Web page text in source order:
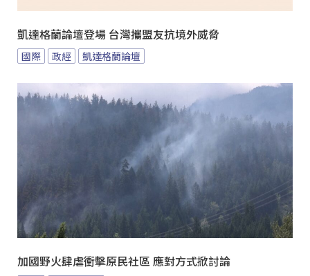
凱達格蘭論壇登場 台灣攜盟友抗境外威脅
國際 政經 凱達格蘭論壇
加國野火肆虐衝擊原民社區 應對方式掀討論